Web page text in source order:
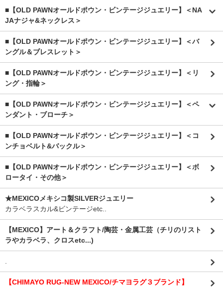
■【OLD PAWNオールドポウン・ビンテージジュエリー】＜NA
JAナジャ&ネックレス＞
■【OLD PAWNオールドポウン・ビンテージジュエリー】＜バ
ングル＆ブレスレット＞
■【OLD PAWNオールドポウン・ビンテージジュエリー】＜リ
ング・指輪＞
■【OLD PAWNオールドポウン・ビンテージジュエリー】＜ペ
ンダント・ブローチ＞
■【OLD PAWNオールドポウン・ビンテージジュエリー】＜コ
ンチョベルト&バックル＞
■【OLD PAWNオールドポウン・ビンテージジュエリー】＜ボ
ロータイ・その他＞
★MEXICOメキシコ製SILVERジュエリー
カラベラスカル&ビンテージetc..
【MEXICO】アート＆クラフト/陶芸・金属工芸（チリのリスト
ラやカラベラ、クロスetc...)
.
【CHIMAYO RUG-NEW MEXICO/チマヨラグ３ブランド】